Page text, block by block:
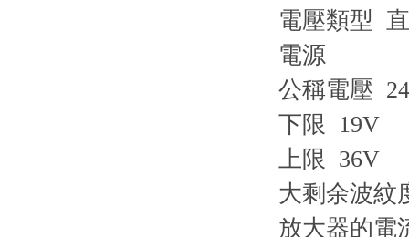
電壓類型
電源
公稱電壓
下限 19V
上限 36V
大剩余波紋
放大器的電